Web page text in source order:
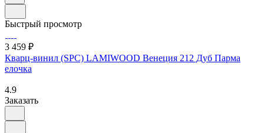
Быстрый просмотр
3 459 ₽
Кварц-винил (SPC) LAMIWOOD Венеция 212 Дуб Парма
елочка
4.9
Заказать